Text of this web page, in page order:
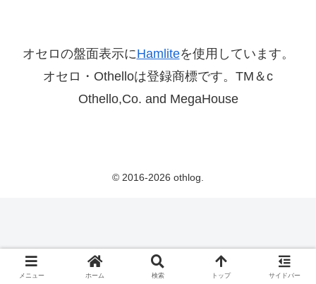
オセロの盤面表示にHamliteを使用しています。
オセロ・Othelloは登録商標です。TM＆c
Othello,Co. and MegaHouse
© 2016-2026 othlog.
メニュー ホーム 検索 トップ サイドバー